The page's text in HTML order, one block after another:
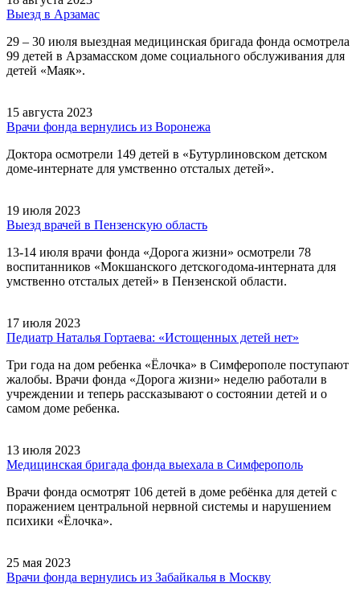
Выезд в Арзамас
29 – 30 июля выездная медицинская бригада фонда осмотрела
99 детей в Арзамасском доме социального обслуживания для
детей «Маяк».
15 августа 2023
Врачи фонда вернулись из Воронежа
Доктора осмотрели 149 детей в «Бутурлиновском детском
доме-интернате для умственно отсталых детей».
19 июля 2023
Выезд врачей в Пензенскую область
13-14 июля врачи фонда «Дорога жизни» осмотрели 78
воспитанников «Мокшанского детскогодома-интерната для
умственно отсталых детей» в Пензенской области.
17 июля 2023
Педиатр Наталья Гортаева: «Истощенных детей нет»
Три года на дом ребенка «Ёлочка» в Симферополе поступают
жалобы. Врачи фонда «Дорога жизни» неделю работали в
учреждении и теперь рассказывают о состоянии детей и о
самом доме ребенка.
13 июля 2023
Медицинская бригада фонда выехала в Симферополь
Врачи фонда осмотрят 106 детей в доме ребёнка для детей с
поражением центральной нервной системы и нарушением
психики «Ёлочка».
25 мая 2023
Врачи фонда вернулись из Забайкалья в Москву